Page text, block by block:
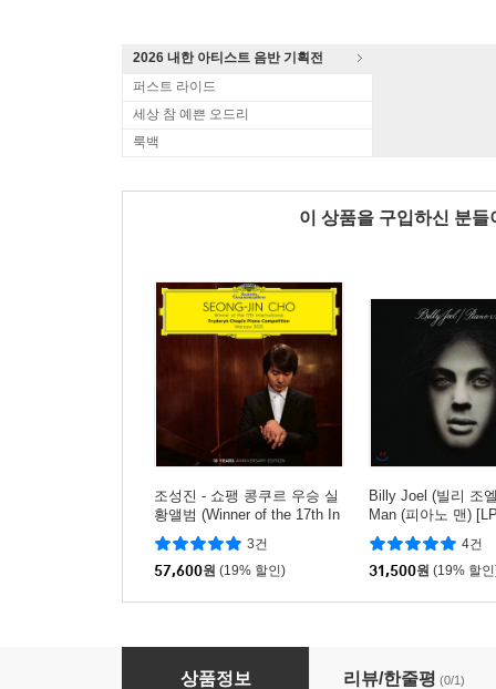
2026 내한 아티스트 음반 기획전
퍼스트 라이드
세상 참 예쁜 오드리
룩백
이 상품을 구입하신 분
조성진 - 쇼팽 콩쿠르 우승 실
황앨범 (Winner of the 17th In
ternational Fryderyk Chopin
Piano Competition) [2LP]
3건
57,600원 (19% 할인)
Billy Joel (빌리 조
Man (피아노 맨)
4건
31,500원 (19% 할
F1 더 무비 영화음악 (F1 The Album OST) [골
상품정보 리뷰/한줄평 (0/1)